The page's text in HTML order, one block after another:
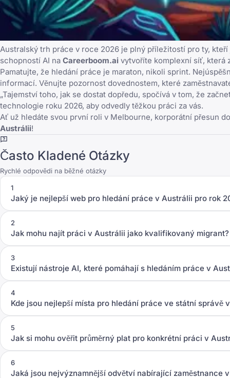
Australský trh práce v roce 2026 je plný příležitostí pro ty,
schopností AI na Careerboom.ai vytvoříte komplexní síť, která
Pamatujte, že hledání práce je maraton, nikoli sprint.
informací. Věnujte pozornost dovednostem, které
„Tajemství toho, jak se dostat dopředu, spočívá v tom, že
technologie roku 2026, aby odvedly těžkou práci za vás.
Ať už hledáte svou první roli v Melbourne, korporátní přesun
Austrálii!
Často Kladené Otázky
Rychlé odpovědi na běžné otázky
1
Jaký je nejlepší web pro hledání práce v Austrálii pro rok
2
Jak mohu najít práci v Austrálii jako kvalifikovaný migrant?
3
Existují nástroje AI, které pomáhají s hledáním práce v
4
Kde jsou nejlepší místa pro hledání práce ve státní správě
5
Jak si mohu ověřit průměrný plat pro konkrétní práci v
6
Jaká jsou nejvýznamnější odvětví nabírající zaměstnance